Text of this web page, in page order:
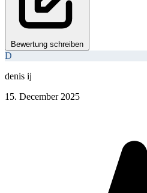
Bewertung schreiben
D
denis ij
15. December 2025